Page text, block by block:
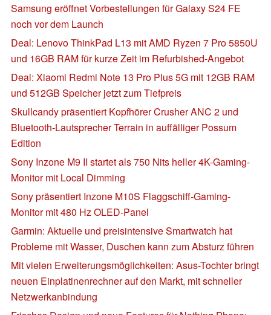
Samsung eröffnet Vorbestellungen für Galaxy S24 FE
noch vor dem Launch
Deal: Lenovo ThinkPad L13 mit AMD Ryzen 7 Pro 5850U
und 16GB RAM für kurze Zeit im Refurbished-Angebot
Deal: Xiaomi Redmi Note 13 Pro Plus 5G mit 12GB RAM
und 512GB Speicher jetzt zum Tiefpreis
Skullcandy präsentiert Kopfhörer Crusher ANC 2 und
Bluetooth-Lautsprecher Terrain in auffälliger Possum
Edition
Sony Inzone M9 II startet als 750 Nits heller 4K-Gaming-
Monitor mit Local Dimming
Sony präsentiert Inzone M10S Flaggschiff-Gaming-
Monitor mit 480 Hz OLED-Panel
Garmin: Aktuelle und preisintensive Smartwatch hat
Probleme mit Wasser, Duschen kann zum Absturz führen
Mit vielen Erweiterungsmöglichkeiten: Asus-Tochter bringt
neuen Einplatinenrechner auf den Markt, mit schneller
Netzwerkanbindung